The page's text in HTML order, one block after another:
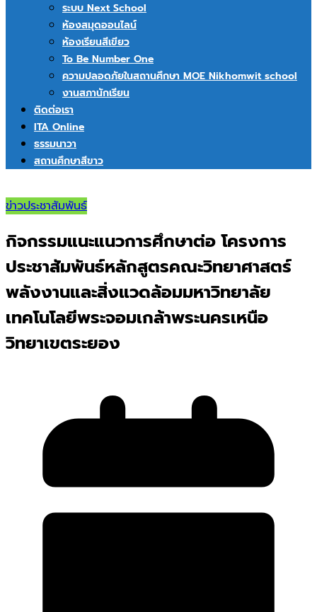
ระบบ Next School
ห้องสมุดออนไลน์
ห้องเรียนสีเขียว
To Be Number One
ความปลอดภัยในสถานศึกษา MOE Nikhomwit school
งานสภานักเรียน
ติดต่อเรา
ITA Online
ธรรมนาวา
สถานศึกษาสีขาว
ข่าวประชาสัมพันธ์
กิจกรรมแนะแนวการศึกษาต่อ โครงการ
ประชาสัมพันธ์หลักสูตรคณะวิทยาศาสตร์
พลังงานและสิ่งแวดล้อมมหาวิทยาลัย
เทคโนโลยีพระจอมเกล้าพระนครเหนือ
วิทยาเขตระยอง